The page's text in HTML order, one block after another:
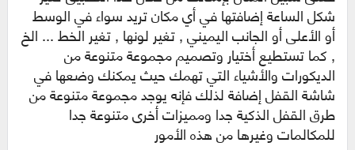
شكل الساعة إضافتها في أي مكان تريد سواء في الوسط
أو الأعلى أو الجانب اليميني , تغير لونها , تغير الخط ... الخ
, كما تستطيع أختيار وتصميم مجموعة متنوعة من
الديكورات والأشياء التي تهمك حيث يمكنك وضعها في
شاشة القفل إضافة لذلك فإنه يوجد مجموعة متنوعة من
طرق القفل الذكية جدا ومميزات أخرى متنوعة جدا
للمكالمات وغيرها من هذه الأمور